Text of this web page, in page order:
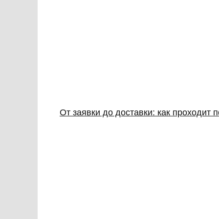
От заявки до доставки: как проходит